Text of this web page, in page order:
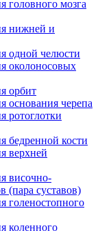
головного мозга
нижней и
одной челюсти
околоносовых
орбит
основания черепа
ротоглотки
бедренной кости
верхней
височно-
(пара суставов)
голеностопного
коленного